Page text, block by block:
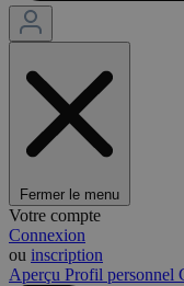
Fermer le menu
Votre compte
Connexion
ou inscription
Aperçu Profil personnel